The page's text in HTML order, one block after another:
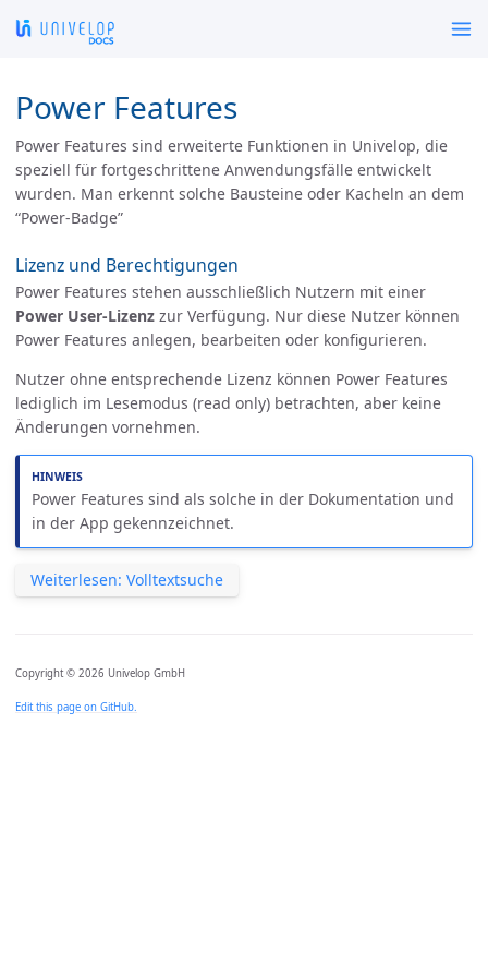
Power Features
Power Features sind erweiterte Funktionen in Univelop, die
speziell für fortgeschrittene Anwendungsfälle entwickelt
wurden. Man erkennt solche Bausteine oder Kacheln an dem
“Power-Badge”
Lizenz und Berechtigungen
Power Features stehen ausschließlich Nutzern mit einer
Power User-Lizenz zur Verfügung. Nur diese Nutzer können
Power Features anlegen, bearbeiten oder konfigurieren.
Nutzer ohne entsprechende Lizenz können Power Features
lediglich im Lesemodus (read only) betrachten, aber keine
Änderungen vornehmen.
Power Features sind als solche in der Dokumentation und
in der App gekennzeichnet.
Weiterlesen: Volltextsuche
Copyright © 2026 Univelop GmbH
Edit this page on GitHub.